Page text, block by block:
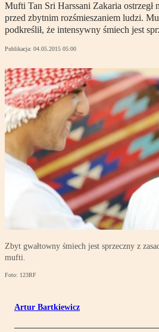
Mufti Tan Sri Harssani Zakaria
przed zbytnim rozśmieszaniem ludzi.
podkreślił, że intensywny śmiech jest
Publikacja: 04.05.2015 05:00
Zbyt gwałtowny śmiech jest sprzeczny z
mufti.
Foto: 123RF
Artur Bartkiewicz